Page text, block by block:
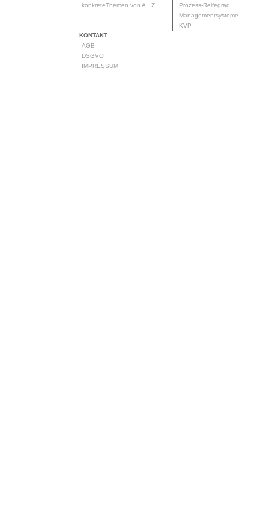
konkreteThemen von A...Z
Prozess-Reifegrad
Managementsysteme
KVP
KONTAKT
AGB
DSGVO
IMPRESSUM